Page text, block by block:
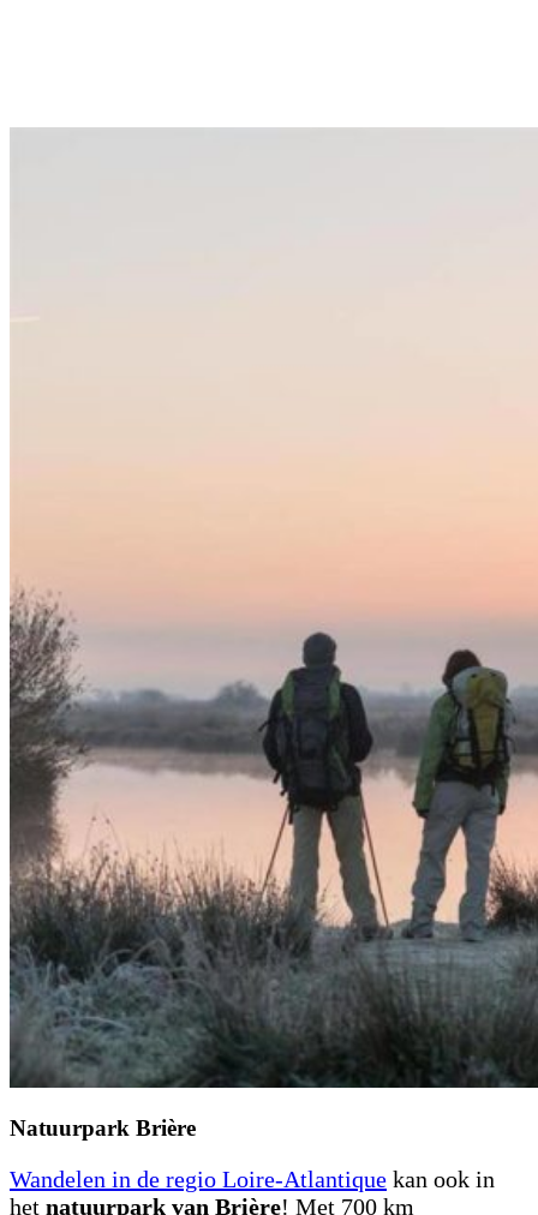
Natuurpark Brière
Wandelen in de regio Loire-Atlantique kan ook in
het natuurpark van Brière! Met 700 km